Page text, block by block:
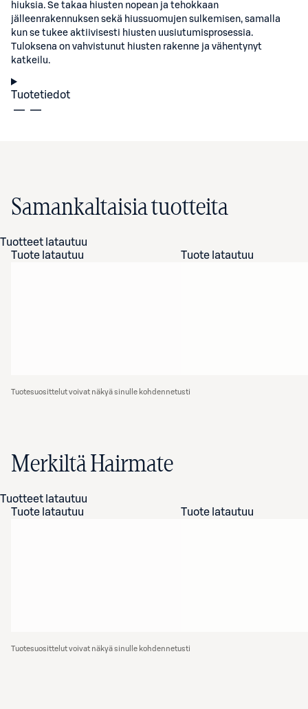
hiuksia. Se takaa hiusten nopean ja tehokkaan
jälleenrakennuksen sekä hiussuomujen sulkemisen, samalla
kun se tukee aktiivisesti hiusten uusiutumisprosessia.
Tuloksena on vahvistunut hiusten rakenne ja vähentynyt
katkeilu.
Tuotetiedot
Samankaltaisia tuotteita
Tuotteet latautuu
Tuote latautuu
Tuote latautuu
Tuotesuosittelut voivat näkyä sinulle kohdennetusti
Merkiltä Hairmate
Tuotteet latautuu
Tuote latautuu
Tuote latautuu
Tuotesuosittelut voivat näkyä sinulle kohdennetusti